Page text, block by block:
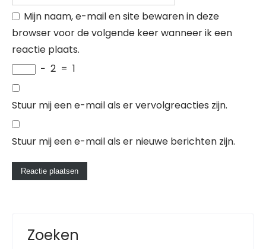
Mijn naam, e-mail en site bewaren in deze
browser voor de volgende keer wanneer ik een
reactie plaats.
− 2 = 1
Stuur mij een e-mail als er vervolgreacties zijn.
Stuur mij een e-mail als er nieuwe berichten zijn.
Zoeken